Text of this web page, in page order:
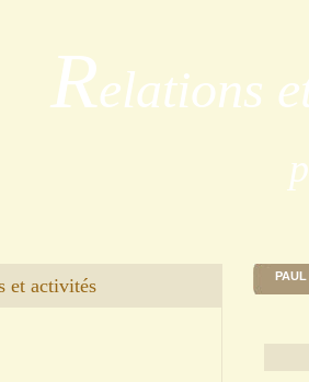
Relations
et activités